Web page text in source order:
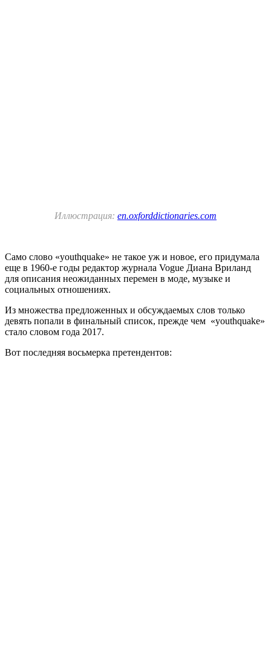
Иллюстрация: en.oxforddictionaries.com
Само слово «youthquake» не такое уж и новое, его придумала
еще в 1960-е годы редактор журнала Vogue Диана Вриланд
для описания неожиданных перемен в моде, музыке и
социальных отношениях.
Из множества предложенных и обсуждаемых слов только
девять попали в финальный список, прежде чем «youthquake»
стало словом года 2017.
Вот последняя восьмерка претендентов: